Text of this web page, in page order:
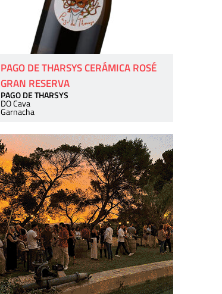
PAGO DE THARSYS CERÁMICA ROSÉ
GRAN RESERVA
PAGO DE THARSYS
DO Cava
Garnacha